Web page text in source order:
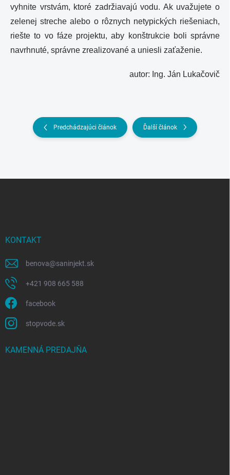
vyhnite vrstvám, ktoré zadržiavajú vodu. Ak uvažujete o
zelenej streche alebo o rôznych netypických riešeniach,
riešte to vo fáze projektu, aby konštrukcie boli správne
navrhnuté, správne zrealizované a uniesli zaťaženie.
autor: Ing. Ján Lukačovič
Predchádzajúci článok Ďalší článok
KONTAKT
benova@saninjekt.sk
+421 908 665 588
facebook
stopvode.sk
KAMENNÁ PREDAJŇA